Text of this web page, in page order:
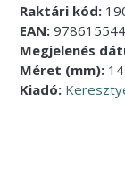
Raktári kód:
EAN:
Megjelenés
Méret (mm):
Kiadó: